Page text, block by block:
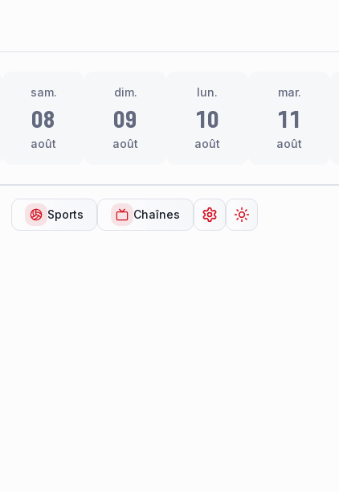
sam.
08
août
dim.
09
août
lun.
10
août
mar.
11
août
Sports Chaînes Ouvrir les paramètres
Changer de thème